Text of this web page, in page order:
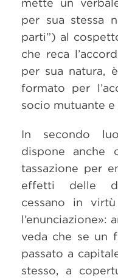
mette un
per sua stessa
parti”) al
che reca
per sua natura,
formato per
socio mutuante
In secondo
dispone
tassazione per
effetti delle
cessano in
l’enunciazione»:
veda che se un
passato a
stesso, a